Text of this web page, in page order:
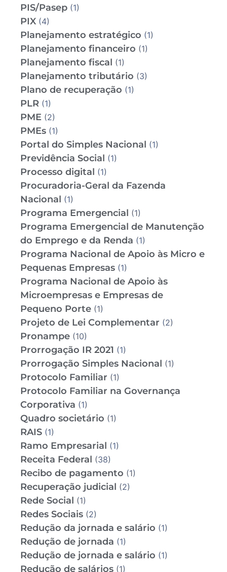
PIS/Pasep (1)
PIX (4)
Planejamento estratégico (1)
Planejamento financeiro (1)
Planejamento fiscal (1)
Planejamento tributário (3)
Plano de recuperação (1)
PLR (1)
PME (2)
PMEs (1)
Portal do Simples Nacional (1)
Previdência Social (1)
Processo digital (1)
Procuradoria-Geral da Fazenda
Nacional (1)
Programa Emergencial (1)
Programa Emergencial de Manutenção
do Emprego e da Renda (1)
Programa Nacional de Apoio às Micro e
Pequenas Empresas (1)
Programa Nacional de Apoio às
Microempresas e Empresas de
Pequeno Porte (1)
Projeto de Lei Complementar (2)
Pronampe (10)
Prorrogação IR 2021 (1)
Prorrogação Simples Nacional (1)
Protocolo Familiar (1)
Protocolo Familiar na Governança
Corporativa (1)
Quadro societário (1)
RAIS (1)
Ramo Empresarial (1)
Receita Federal (38)
Recibo de pagamento (1)
Recuperação judicial (2)
Rede Social (1)
Redes Sociais (2)
Redução da jornada e salário (1)
Redução de jornada (1)
Redução de jornada e salário (1)
Redução de salários (1)